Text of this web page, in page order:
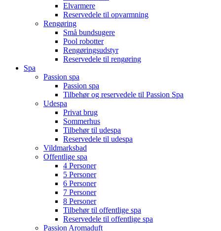
Elvarmere
Reservedele til opvarmning
Rengøring
Små bundsugere
Pool robotter
Rengøringsudstyr
Reservedele til rengøring
Spa
Passion spa
Passion spa
Tilbehør og reservedele til Passion Spa
Udespa
Privat brug
Sommerhus
Tilbehør til udespa
Reservedele til udespa
Vildmarksbad
Offentlige spa
4 Personer
5 Personer
6 Personer
7 Personer
8 Personer
Tilbehør til offentlige spa
Reservedele til offentlige spa
Passion Aromaduft